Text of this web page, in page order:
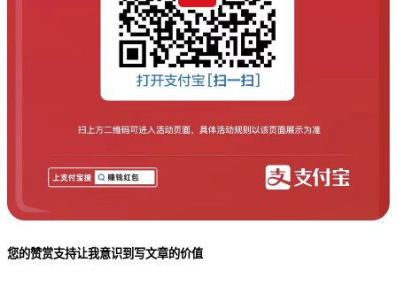
您的赞赏支持让我意识到写文章的价值